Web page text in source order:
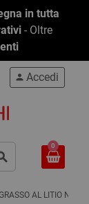
in tutta
- Oltre
person Accedi
0
AL LITIO NLGI